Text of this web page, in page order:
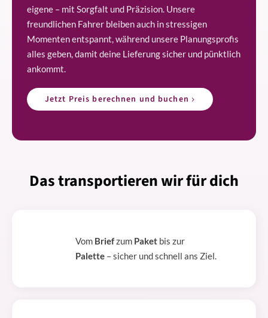
eigene – mit Sorgfalt und Präzision. Unsere
freundlichen Fahrer bleiben auch in stressigen
Momenten entspannt, während unsere Planungsprofis
alles geben, damit deine Lieferung sicher und pünktlich
ankommt.
Jetzt Preis berechnen und buchen
Das transportieren wir für dich
Vom Briefzum Paketbis zur
Palette– sicher und schnell ans Ziel.